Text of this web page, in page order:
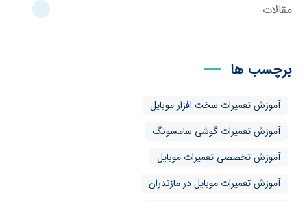
مقالات
برچسب ها
آموزش تعمیرات سخت افزار موبایل
آموزش تعمیرات گوشی سامسونگ
آموزش تخصصی تعمیرات موبایل
آموزش تعمیرات موبایل در مازندران